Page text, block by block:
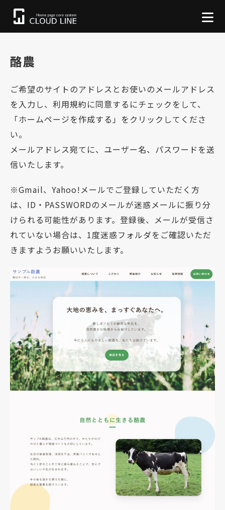
酪農
ご希望のサイトのアドレスとお使いのメールアドレス
を入力し、利用規約に同意するにチェックをして、
「ホームページを作成する」をクリックしてくださ
い。
メールアドレス宛てに、ユーザー名、パスワードを送
信いたします。
※Gmail、Yahoo!メールでご登録していただく方
は、ID・PASSWORDのメールが迷惑メールに振り分
けられる可能性があります。登録後、メールが受信さ
れていない場合は、1度迷惑フォルダをご確認いただ
きますようお願いいたします。